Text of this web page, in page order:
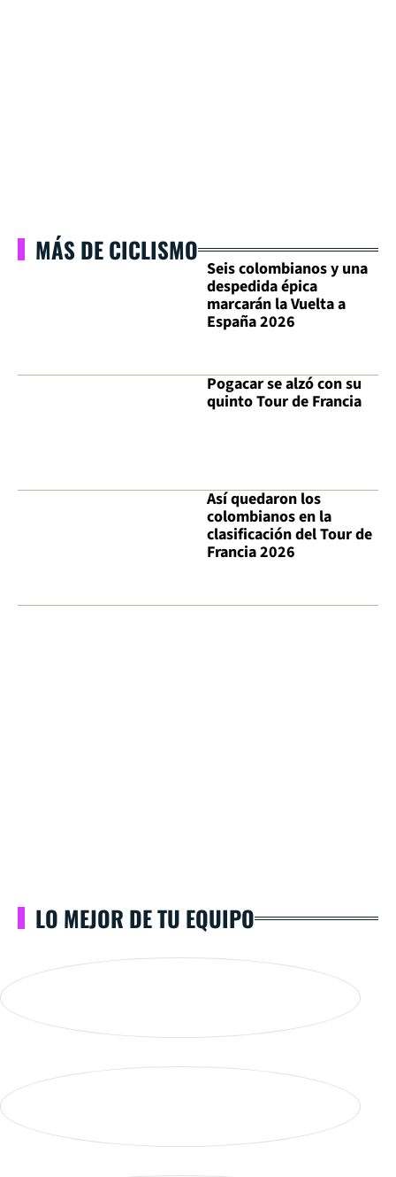
MÁS DE CICLISMO
Seis colombianos y una
despedida épica
marcarán la Vuelta a
España 2026
Pogacar se alzó con su
quinto Tour de Francia
Así quedaron los
colombianos en la
clasificación del Tour de
Francia 2026
LO MEJOR DE TU EQUIPO